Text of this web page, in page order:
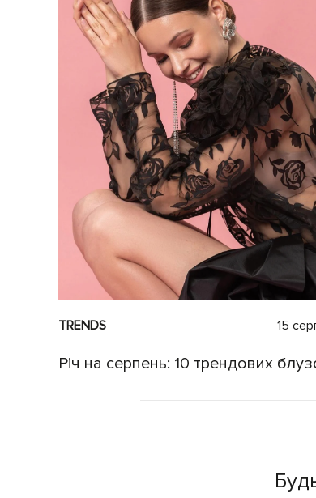
TRENDS 15
Річ на серпень: 10 трендових